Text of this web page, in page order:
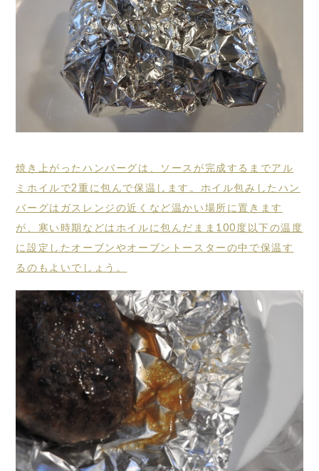
焼き上がったハンバーグは、ソースが完成するまでアル
ミホイルで2重に包んで保温します。ホイル包みしたハン
バーグはガスレンジの近くなど温かい場所に置きます
が、寒い時期などはホイルに包んだまま100度以下の温度
に設定したオーブンやオーブントースターの中で保温す
るのもよいでしょう。